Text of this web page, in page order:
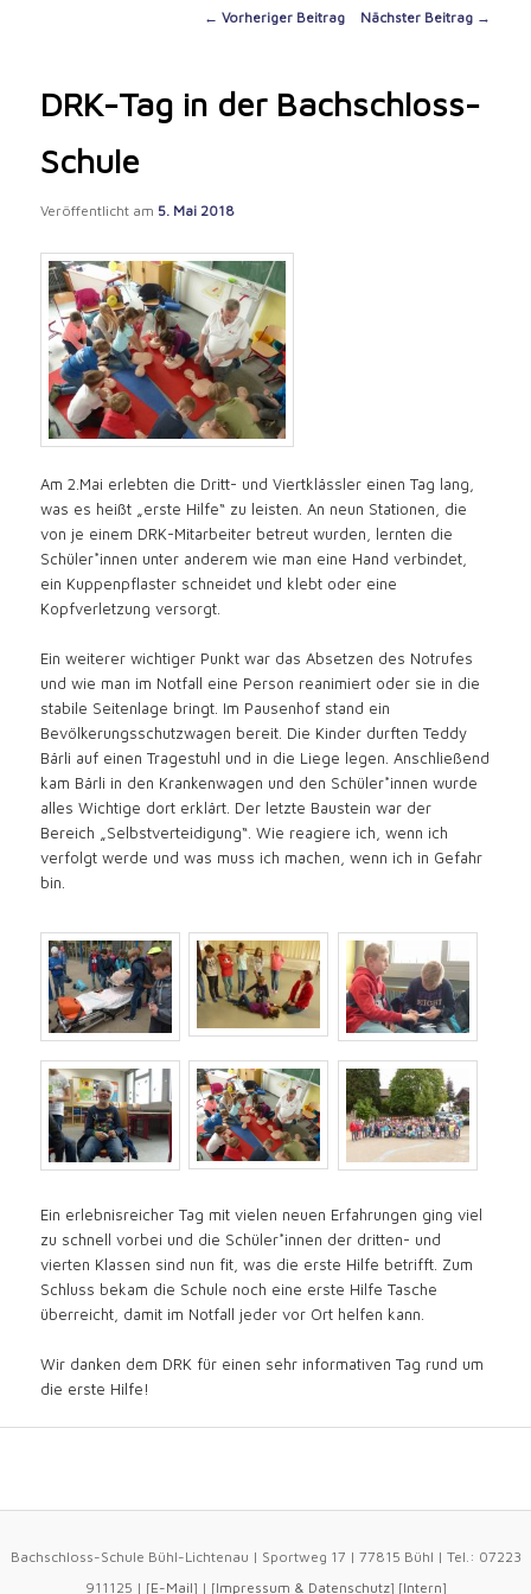
Post
← Vorheriger Beitrag Nächster Beitrag →
DRK-Tag in der Bachschloss-
Schule
Veröffentlicht am 5. Mai 2018
Am 2.Mai erlebten die Dritt- und Viertklässler einen Tag lang,
was es heißt „erste Hilfe“ zu leisten. An neun Stationen, die
von je einem DRK-Mitarbeiter betreut wurden, lernten die
Schüler*innen unter anderem wie man eine Hand verbindet,
ein Kuppenpflaster schneidet und klebt oder eine
Kopfverletzung versorgt.
Ein weiterer wichtiger Punkt war das Absetzen des Notrufes
und wie man im Notfall eine Person reanimiert oder sie in die
stabile Seitenlage bringt. Im Pausenhof stand ein
Bevölkerungsschutzwagen bereit. Die Kinder durften Teddy
Bärli auf einen Tragestuhl und in die Liege legen. Anschließend
kam Bärli in den Krankenwagen und den Schüler*innen wurde
alles Wichtige dort erklärt. Der letzte Baustein war der
Bereich „Selbstverteidigung“. Wie reagiere ich, wenn ich
verfolgt werde und was muss ich machen, wenn ich in Gefahr
bin.
Ein erlebnisreicher Tag mit vielen neuen Erfahrungen ging viel
zu schnell vorbei und die Schüler*innen der dritten- und
vierten Klassen sind nun fit, was die erste Hilfe betrifft. Zum
Schluss bekam die Schule noch eine erste Hilfe Tasche
überreicht, damit im Notfall jeder vor Ort helfen kann.
Wir danken dem DRK für einen sehr informativen Tag rund um
die erste Hilfe!
Bachschloss-Schule Bühl-Lichtenau | Sportweg 17 | 77815 Bühl | Tel.: 07223
911125 | [E-Mail] | [Impressum & Datenschutz] [Intern]